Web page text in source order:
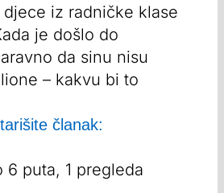
iz radničke klase
je došlo do
da sinu nisu
– kakvu bi to
članak:
6 puta, 1 pregleda